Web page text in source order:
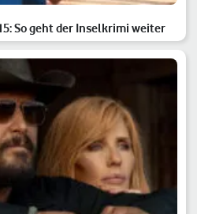
So geht der Inselkrimi weiter